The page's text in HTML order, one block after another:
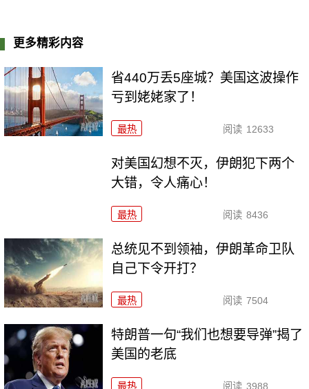
更多精彩内容
省440万丢5座城？美国这波操作
亏到姥姥家了！
最热 阅读 12633
对美国幻想不灭，伊朗犯下两个
大错，令人痛心！
最热 阅读 8436
总统见不到领袖，伊朗革命卫队
自己下令开打？
最热 阅读 7504
特朗普一句“我们也想要导弹”揭了
美国的老底
最热 阅读 3988